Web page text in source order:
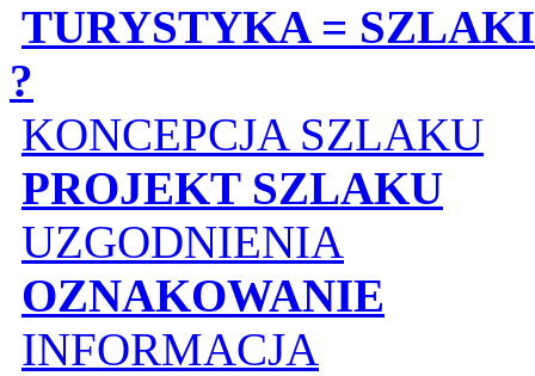
TURYSTYKA = SZLAKI
?
KONCEPCJA SZLAKU
PROJEKT SZLAKU
UZGODNIENIA
OZNAKOWANIE
INFORMACJA